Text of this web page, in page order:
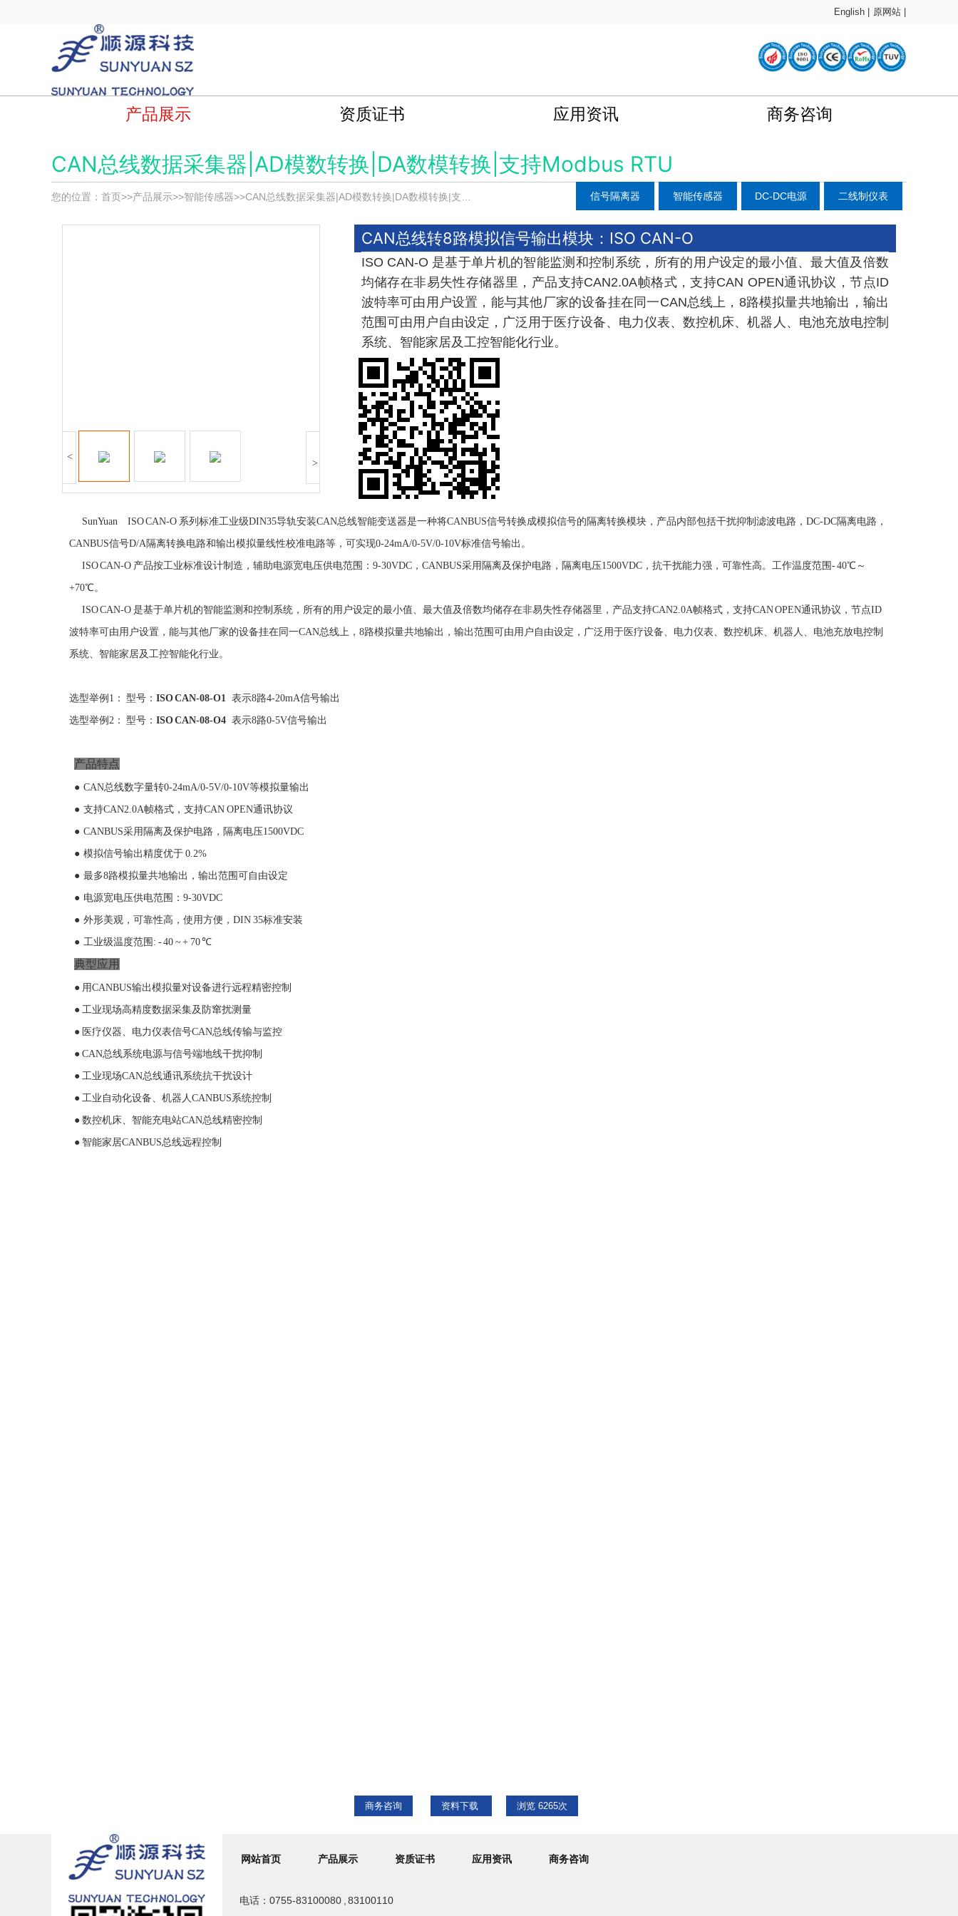
English | 原网站 |
产品展示 资质证书 应用资讯 商务咨询
CAN总线数据采集器|AD模数转换|DA数模转换|支持Modbus RTU
信号隔离器 智能传感器 DC-DC电源 二线制仪表
您的位置： 首页>>产品展示>>智能传感器>>CAN总线数据采集器|AD模数转换|DA数模转换|支持Modbus RTU
<
>
CAN总线转8路模拟信号输出模块：ISO CAN-O
ISO CAN-O 是基于单片机的智能监测和控制系统，所有的用户设定的最小值、最大值及倍数
均储存在非易失性存储器里，产品支持CAN2.0A帧格式，支持CAN OPEN通讯协议，节点ID
波特率可由用户设置，能与其他厂家的设备挂在同一CAN总线上，8路模拟量共地输出，输出
范围可由用户自由设定，广泛用于医疗设备、电力仪表、数控机床、机器人、电池充放电控制
系统、智能家居及工控智能化行业。
SunYuan ISO CAN-O 系列标准工业级DIN35导轨安装CAN总线智能变送器是一种将CANBUS信号转换成模拟信号的隔离转换模块，产品内部包括干扰抑制滤波电路，DC-DC隔离电路，
CANBUS信号D/A隔离转换电路和输出模拟量线性校准电路等，可实现0-24mA/0-5V/0-10V标准信号输出。
ISO CAN-O 产品按工业标准设计制造，辅助电源宽电压供电范围：9-30VDC，CANBUS采用隔离及保护电路，隔离电压1500VDC，抗干扰能力强，可靠性高。工作温度范围- 40℃～
+70℃。
ISO CAN-O 是基于单片机的智能监测和控制系统，所有的用户设定的最小值、最大值及倍数均储存在非易失性存储器里，产品支持CAN2.0A帧格式，支持CAN OPEN通讯协议，节点ID
波特率可由用户设置，能与其他厂家的设备挂在同一CAN总线上，8路模拟量共地输出，输出范围可由用户自由设定，广泛用于医疗设备、电力仪表、数控机床、机器人、电池充放电控制
系统、智能家居及工控智能化行业。
选型举例1： 型号： ISOCAN-08-O1 表示8路4-20mA信号输出
选型举例2： 型号： ISOCAN-08-O4 表示8路0-5V信号输出
产品特点
● CAN总线数字量转0-24mA/0-5V/0-10V等模拟量输出
● 支持CAN2.0A帧格式，支持CAN OPEN通讯协议
● CANBUS采用隔离及保护电路，隔离电压1500VDC
● 模拟信号输出精度优于 0.2%
● 最多8路模拟量共地输出，输出范围可自由设定
● 电源宽电压供电范围： 9-30VDC
● 外形美观，可靠性高，使用方便， DIN 35标准安装
● 工业级温度范围 : - 40 ~ + 70℃
典型应用
● 用CANBUS输出模拟量对设备进行远程精密控制
● 工业现场高精度数据采集及防窜扰测量
● 医疗仪器、电力仪表信号CAN总线传输与监控
● CAN总线系统电源与信号端地线干扰抑制
● 工业现场CAN总线通讯系统抗干扰设计
● 工业 自动化设备、 机器人CANBUS系统控制
● 数控机床、 智能充电站CAN总线精密控制
● 智能家居CANBUS总线远程控制
商务咨询 资料下载 浏览 6265次
网站首页 产品展示 资质证书 应用资讯 商务咨询
电话：0755-83100080 , 83100110